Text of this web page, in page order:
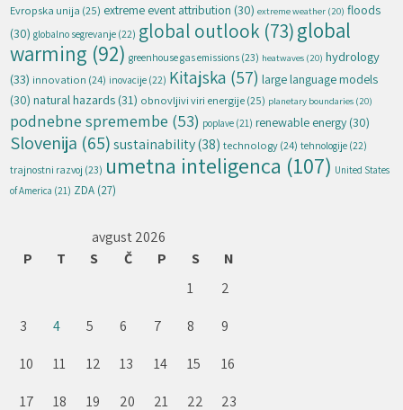
Evropska unija (25) extreme event attribution (30) extreme weather (20) floods
(30) globalno segrevanje (22) global outlook (73)global
warming (92) greenhouse gas emissions (23) heatwaves (20) hydrology
(33) innovation (24) inovacije (22) Kitajska (57) large language models
(30) natural hazards (31) obnovljivi viri energije(25) planetary boundaries (20)
podnebne spremembe (53) poplave (21) renewable energy (30)
Slovenija (65) sustainability(38) technology(24) tehnologije (22)
trajnostni razvoj (23) umetna inteligenca (107) United States
of America (21) ZDA (27)
avgust 2026
P
T S Č P S
N
1
2
3
4 5 6 7 8
9
10
11 12 13 14 15
16
17
18 19 20 21 22 23